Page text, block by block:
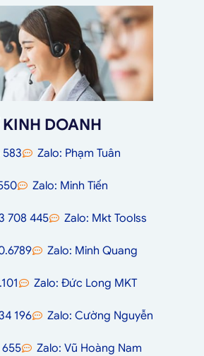
DOANH
583 Zalo: Phạm Tuân
Zalo: Minh Tiến
708 445 Zalo: Mkt Toolss
Zalo: Minh Quang
Zalo: Đức Long MKT
196 Zalo: Cường Nguyễn
Zalo: Vũ Hoàng Nam